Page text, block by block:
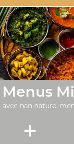
Menus
nan nature,
+